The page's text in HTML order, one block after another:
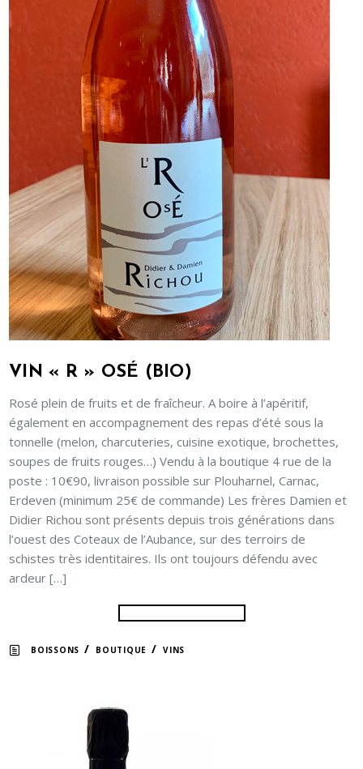
VIN « R » OSÉ (BIO)
Rosé plein de fruits et de fraîcheur. A boire à l’apéritif,
également en accompagnement des repas d’été sous la
tonnelle (melon, charcuteries, cuisine exotique, brochettes,
soupes de fruits rouges…) Vendu à la boutique 4 rue de la
poste : 10€90, livraison possible sur Plouharnel, Carnac,
Erdeven (minimum 25€ de commande) Les frères Damien et
Didier Richou sont présents depuis trois générations dans
l’ouest des Coteaux de l’Aubance, sur des terroirs de
schistes très identitaires. Ils ont toujours défendu avec
ardeur […]
BOISSONS / BOUTIQUE /VINS